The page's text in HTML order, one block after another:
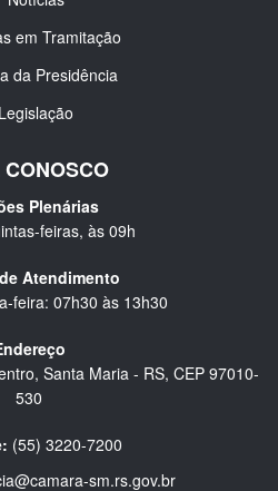
em Tramitação
da Presidência
Legislação
Plenárias
feiras, às 09h
Atendimento
feira: 07h30 às 13h30
Santa Maria - RS, CEP 97010-
530
(55) 3220-7200
sm.rs.gov.br